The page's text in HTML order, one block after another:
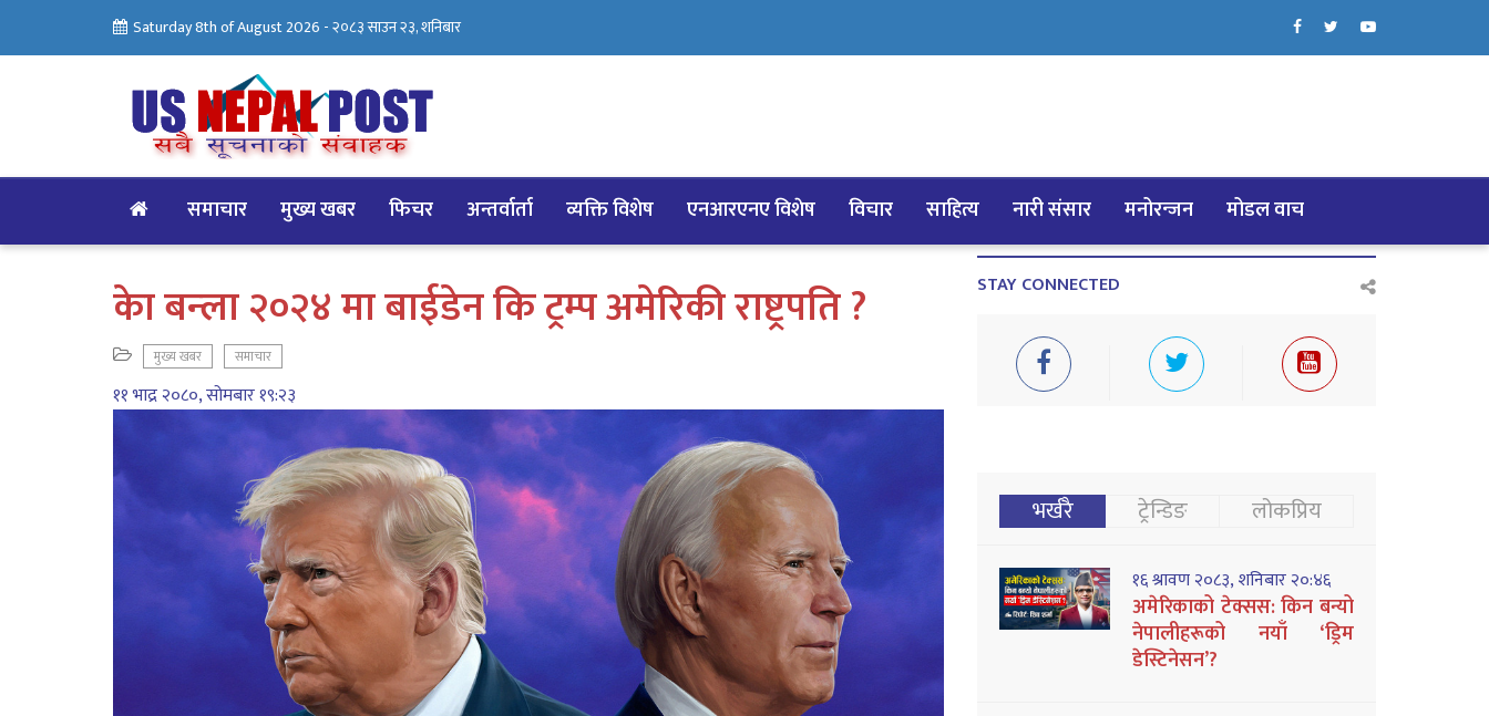
Saturday 8th of August 2026 -२०८३ साउन २३, शनिबार
समाचार मुख्य खबर फिचर अन्तर्वार्ता व्यक्ति विशेष एनआरएनए विशेष विचार साहित्य नारी संसार मनोरन्जन मोडल वाच
केा बन्ला २०२४ मा बाईडेन कि ट्रम्प अमेरिकी राष्ट्रपति ?
मुख्य खबर समाचार
११ भाद्र २०८०, सोमबार १९:२३
STAY CONNECTED
भर्खरै ट्रेन्डिङ लोकप्रिय
१६ श्रावण २०८३, शनिबार २०:४६
अमेरिकाको टेक्सस: किन बन्यो
नेपालीहरूको नयाँ ‘ड्रिम
डेस्टिनेसन’?